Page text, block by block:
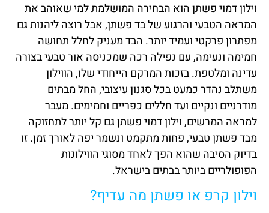
וילון דמוי פשתן הוא הבחירה המושלמת למי שאוהב את
המראה הטבעי והרגוע של בד פשתן, אבל רוצה ליהנות גם
מפתרון פרקטי ועמיד יותר. הבד מעניק לחלל תחושה
חמימה ונעימה, עם נפילה רכה שמכניסה אור טבעי בצורה
עדינה ומלטפת. בזכות המרקם הייחודי שלו, הווילון
משתלב נהדר כמעט בכל סגנון עיצובי, החל מבתים
מודרניים ונקיים ועד חללים כפריים וחמימים. מעבר
למראה המרשים, וילון דמוי פשתן גם קל יותר לתחזוקה
מבד פשתן טבעי, פחות מתקמט ונשמר יפה לאורך זמן. זו
בדיוק הסיבה שהוא הפך לאחד מסוגי הווילונות
הפופולריים ביותר בבתים בישראל.
וילון קרפ או פשתן מה עדיף?